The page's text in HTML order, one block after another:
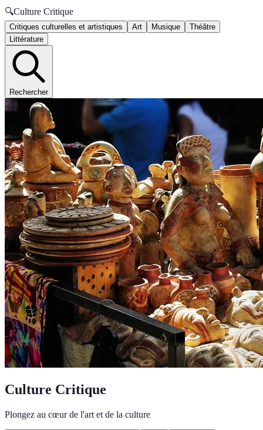
🔍Culture Critique
Critiques culturelles et artistiques Art Musique
Théâtre
Littérature
Rechercher
Culture Critique
Plongez au cœur de l'art et de la culture